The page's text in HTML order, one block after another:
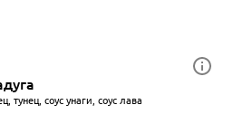
тунец, соус унаги, соус лава